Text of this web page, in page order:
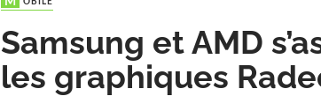
MOBILE
Samsung et AMD
les graphiques